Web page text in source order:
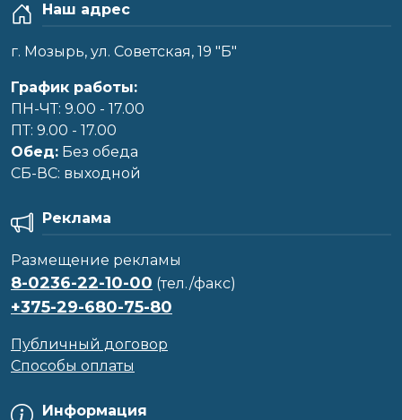
Наш адрес
г. Мозырь, ул. Советская, 19 "Б"
График работы:
ПН-ЧТ: 9.00 - 17.00
ПТ: 9.00 - 17.00
Обед: Без обеда
CБ-ВС: выходной
Информация
Реклама
Размещение рекламы
8-0236-22-10-00 (тел./факс)
+375-29-680-75-80
Публичный договор
Способы оплаты